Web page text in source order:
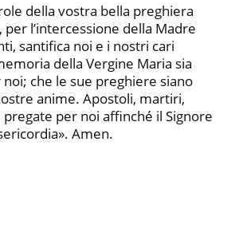
della vostra bella preghiera
per l’intercessione della Madre
santifica noi e i nostri cari
della Vergine Maria sia
che le sue preghiere siano
anime. Apostoli, martiri,
pregate per noi affinché il Signore
Amen.